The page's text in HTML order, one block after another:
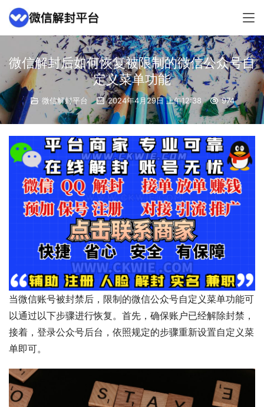
微信解封后如何恢复被限制的微信公众号自
定义菜单功能
微信解封平台 2024年4月29日 上午12:38 974
当微信账号被封禁后，限制的微信公众号自定义菜单功能可
以通过以下步骤进行恢复。首先，确保账户已经解除封禁，
接着，登录公众号后台，依照规定的步骤重新设置自定义菜
单即可。